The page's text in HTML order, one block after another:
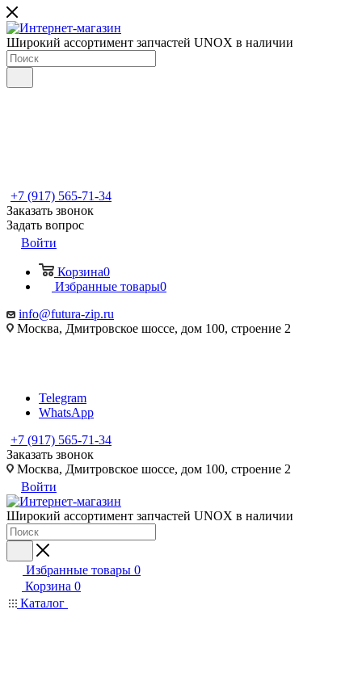
Широкий ассортимент запчастей UNOX в наличии
+7 (917) 565-71-34
Заказать звонок
Задать вопрос
Войти
Корзина0
Избранные товары0
info@futura-zip.ru
Москва, Дмитровское шоссе, дом 100, строение 2
Telegram
WhatsApp
+7 (917) 565-71-34
Заказать звонок
Москва, Дмитровское шоссе, дом 100, строение 2
Войти
Широкий ассортимент запчастей UNOX в наличии
Избранные товары 0
Корзина 0
Каталог